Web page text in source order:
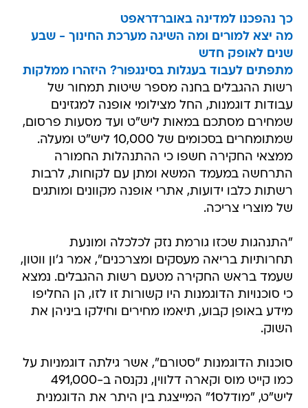
כך נהפכנו למדינה באוברדראפט
מה יצא למורים ומה השיגה מערכת החינוך - שבע
שנים לאופק חדש
מתפתים לעבוד בעגלות בסינגפור? היזהרו ממלקות
רשות ההגבלים בחנה מספר שיטות תמחור של
עבודות דוגמנות, החל מצילומי אופנה למגזינים
שמחירם מסתכם במאות ליש"ט ועד מסעות פרסום,
שמתומחרים בסכומים של 10,000 ליש"ט ומעלה.
ממצאי החקירה חשפו כי ההתנהלות החמורה
התרחשה במעמד המשא ומתן עם לקוחות, לרבות
רשתות כלבו ידועות, אתרי אופנה מקוונים ומותגים
של מוצרי צריכה.
"התנהגות שכזו גורמת נזק לכלכלה ומונעת
תחרותיות בריאה מעסקים ומצרכנים", אמר ג'ון ווטון,
שעמד בראש החקירה מטעם רשות ההגבלים. נמצא
כי סוכנויות הדוגמנות היו קשורות זו לזו, הן החליפו
מידע באופן קבוע, תיאמו מחירים וחילקו ביניהן את
השוק.
סוכנות הדוגמנות "סטורם", אשר גילתה דוגמניות על
כמו קייט מוס וקארה דלווין, נקנסה ב-491,000
ליש"ט, "מודלס1" המייצגת בין היתר את הדוגמנית